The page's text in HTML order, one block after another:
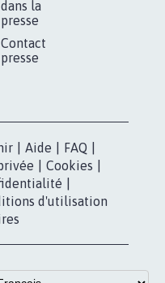
ESPACE PRESSE
Qui sommes-
nous?
presse
MyPetition
dans la
presse
Contact
presse